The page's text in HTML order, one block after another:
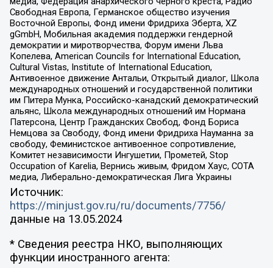
Свободная Европа, Германское общество изучения
Восточной Европы, Фонд имени Фридриха Эберта, XZ
gGmbH, Мобильная академия поддержки гендерной
демократии и миротворчества, Форум имени Льва
Копелева, American Councils for International Education,
Cultural Vistas, Institute of International Education,
Антивоенное движение Антальи, Открытый диалог, Школа
международных отношений и государственной политики
им Питера Мунка, Российско-канадский демократический
альянс, Школа международных отношений им Нормана
Патерсона, Центр Гражданских Свобод, Фонд Бориса
Немцова за Свободу, Фонд имени Фридриха Науманна за
свободу, Феминистское антивоенное сопротивление,
Комитет независимости Ингушетии, Прометей, Stop
Occupation of Karelia, Вернись живым, Фридом Хаус, СОТА
медиа, Либерально-демократическая Лига Украины
Источник:
https://minjust.gov.ru/ru/documents/7756/
данные на 13.05.2024
* Сведения реестра НКО, выполняющих
функции иностранного агента: